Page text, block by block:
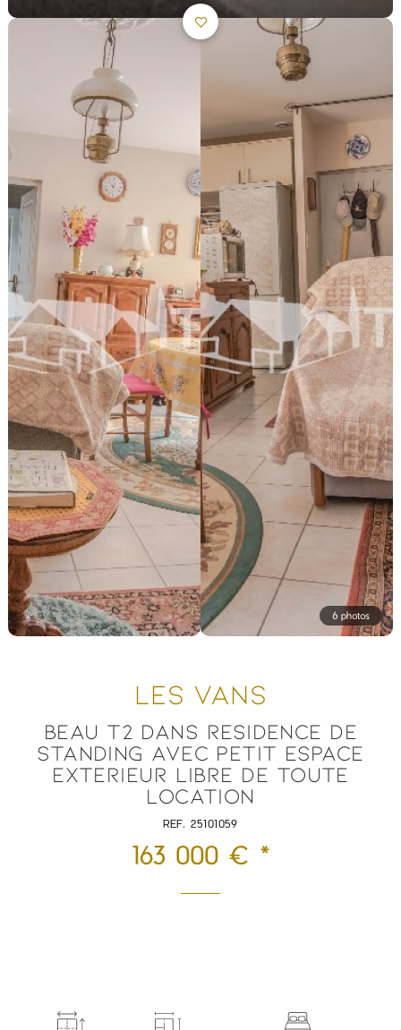
6 photos
LES VANS
BEAU T2 DANS RESIDENCE DE
STANDING AVEC PETIT ESPACE
EXTERIEUR LIBRE DE TOUTE
LOCATION
REF. 25101059
163 000 € *